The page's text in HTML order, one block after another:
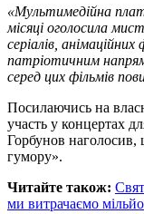
«Мультимедійна
місяці оголосила
серіалів,
патріотичним
серед цих фільмів
Посилаючись на
участь у концертах
Горбунов наголосив,
гумору».
Читайте також:
ми витрачаємо